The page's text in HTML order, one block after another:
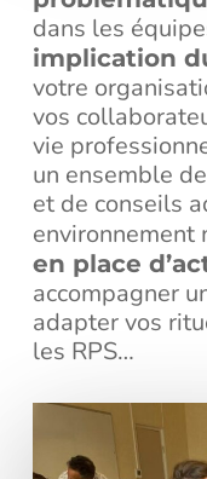
dans les
implication
votre
vos
vie
un ensemble
et de conseils
environnement
en place
accompagner
adapter vos
les RPS…